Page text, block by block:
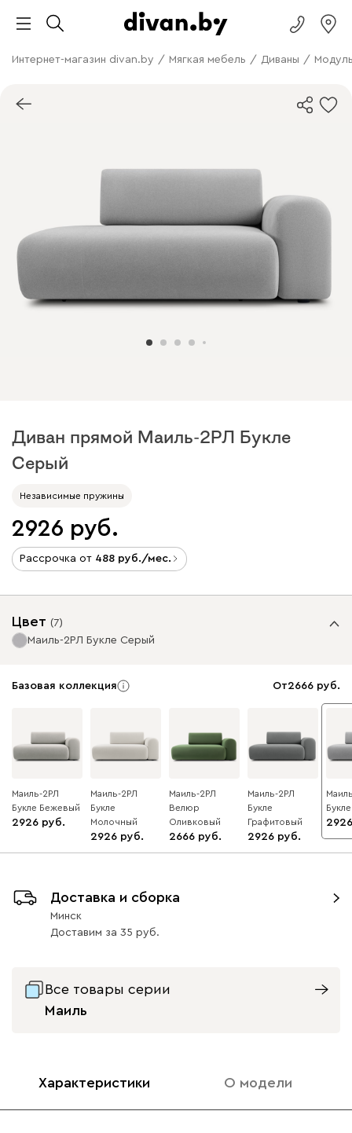
Интернет-магазин divan.by / Мягкая мебель / Диваны /
Диван прямой Маиль-2РЛ Букле
Серый
Независимые пружины
2926
Рассрочка от 488 /мес.
Цвет (7)
Маиль-2РЛ Букле Серый
Базовая коллекция От2666
Маиль-2РЛ
Букле Бежевый
2926
Маиль-2РЛ
Букле
Молочный
2926
Маиль-2РЛ
Велюр
Оливковый
2666
Маиль-2РЛ
Букле
Графитовый
2926
2926
Доставка и сборка
Минск
Доставим за 35
Все товары серии
Маиль
Характеристики О модели